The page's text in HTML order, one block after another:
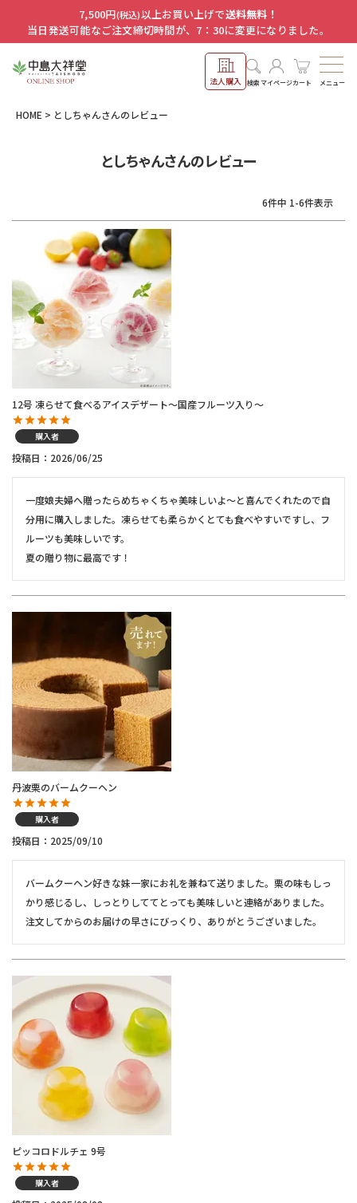
7,500円(税込)以上お買い上げで送料無料！
当日発送可能なご注文締切時間が、7：30に変更になりました。
法人購入 検索マイページカート メニュー
HOME としちゃんさんのレビュー
としちゃんさんのレビュー
6件中 1-6件表示
12号 凍らせて食べるアイスデザート～国産フルーツ入り～
購入者
投稿日 2026/06/25
一度娘夫婦へ贈ったらめちゃくちゃ美味しいよ〜と喜んでくれたので自
分用に購入しました。凍らせても柔らかくとても食べやすいですし、フ
ルーツも美味しいです。
夏の贈り物に最高です！
丹波栗のバームクーヘン
購入者
投稿日 2025/09/10
バームクーヘン好きな妹一家にお礼を兼ねて送りました。栗の味もしっ
かり感じるし、しっとりしててとっても美味しいと連絡がありました。
注文してからのお届けの早さにびっくり、ありがとうございました。
ピッコロドルチェ 9号
購入者